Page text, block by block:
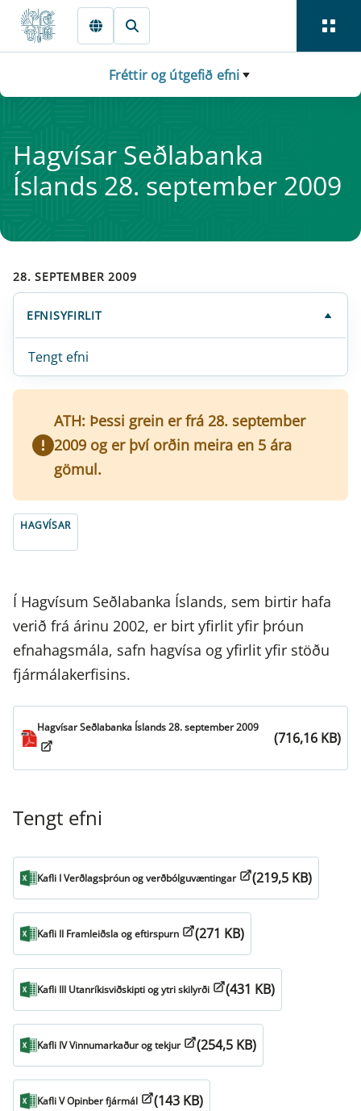
Fara beint í Meginmál
Fréttir og útgefið efni
Hag­vís­ar Seðlabanka
Íslands 28. sept­em­ber 2009
28. SEPTEMBER 2009
EFNISYFIRLIT
Tengt efni
ATH: Þessi grein er frá 28. september
2009 og er því orðin meira en 5 ára
gömul.
HAGVÍSAR
Í Hagvísum Seðlabanka Íslands, sem birtir hafa
verið frá árinu 2002, er birt yfirlit yfir þróun
efnahagsmála, safn hagvísa og yfirlit yfir stöðu
fjármálakerfisins.
Hagvísar Seðlabanka Íslands 28. september 2009
(716,16 KB)
Tengt efni
Kafli I Verðlagsþróun og verðbólguvæntingar (219,5 KB)
Kafli II Framleiðsla og eftirspurn (271 KB)
Kafli III Utanríkisviðskipti og ytri skilyrði (431 KB)
Kafli IV Vinnumarkaður og tekjur (254,5 KB)
Kafli V Opinber fjármál (143 KB)